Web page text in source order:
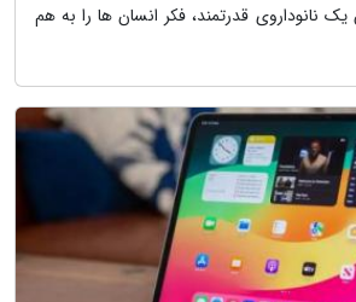
نانوداروی قدرتمند، فکر انسان ها را به هم